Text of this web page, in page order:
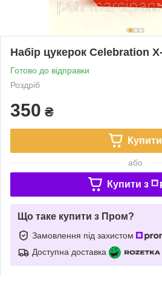
Набір цукерок Celebration
Готово до відправки
Роздріб
350 ₴
Купити
або
Купити з
Що таке купити з Пром?
Замовлення під захистом
Доступна доставка